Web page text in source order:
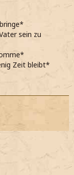
sein zu
Zeit bleibt*